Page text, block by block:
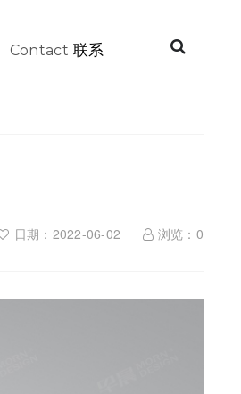
Contact 联系
日期：2022-06-02 浏览： 0